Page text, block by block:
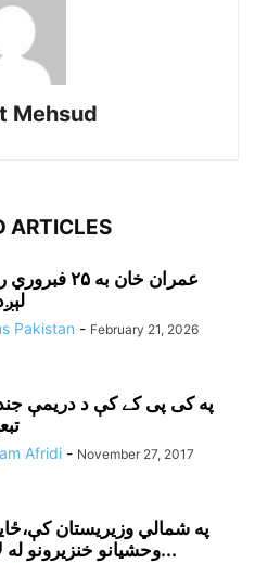
Mehsud
ARTICLES
عمران خان به
Pakistan - February 21, 2026
په کی پی کے کې د دريمې
Afridi - November 27, 2017
په شمالي وزيريستان
وحشيانو خنزيرونو له لاسه خپل...